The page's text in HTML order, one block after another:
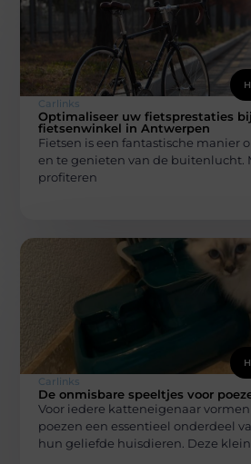
Carlinks
Optimaliseer uw fietsprestaties
fietsenwinkel in Antwerpen
Fietsen is een fantastische manier
en te genieten van de buitenlucht.
profiteren
Carlinks
De onmisbare speeltjes voor
Voor iedere katteneigenaar
poezen een essentieel onderdeel
hun geliefde huisdieren. Deze